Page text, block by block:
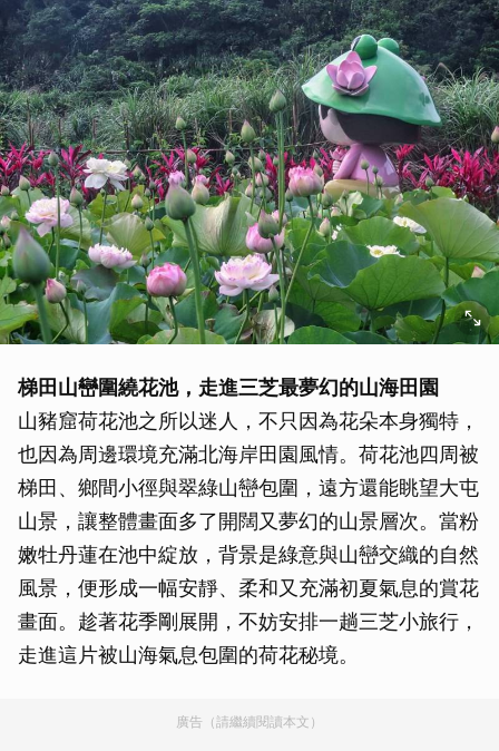
梯田山巒圍繞花池，走進三芝最夢幻的山海田園
山豬窟荷花池之所以迷人，不只因為花朵本身獨特，
也因為周邊環境充滿北海岸田園風情。荷花池四周被
梯田、鄉間小徑與翠綠山巒包圍，遠方還能眺望大屯
山景，讓整體畫面多了開闊又夢幻的山景層次。當粉
嫩牡丹蓮在池中綻放，背景是綠意與山巒交織的自然
風景，便形成一幅安靜、柔和又充滿初夏氣息的賞花
畫面。趁著花季剛展開，不妨安排一趟三芝小旅行，
走進這片被山海氣息包圍的荷花秘境。
廣告（請繼續閱讀本文）